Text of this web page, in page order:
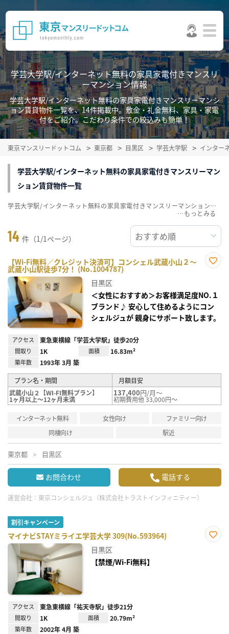
学芸大学駅/インターネット無料の家具家電付きマンスリ
ーマンション情報
学芸大学駅/インターネット無料の家具家電付きマンスリーマンシ
ョン賃貸物件一覧を、14件掲載中。敷金・礼金無料、家具・家電
付をご紹介。こだわり条件での絞込みも簡単！
東京マンスリードットコム 東京都 目黒区 学芸大学駅 インター
学芸大学駅/インターネット無料の家具家電付きマンスリーマン
ション賃貸物件一覧
14 件（1/1ページ）
【Wi-Fi無料／クレジット決済可】コンシェル武蔵小山２～
武蔵小山駅徒歩7分！ (No.1004787)
録
目黒区
＜女性におすすめ＞お客様満足度NO.１
ブランド♪ 安心して住めるようにコン
シェルジュが 親身にサポート致します。
アクセス 東急東横線「学芸大学駅」徒歩20分
間取り 1K 面積 16.83m²
築年数 1993年 3月 築
プラン名・期間
月額目安
武蔵小山２【WI-FI無料プラン】
1ヶ月以上～12ヶ月未満
137,400円/月～
初期費用他 33,000円～
インターネット無料 女性向け
ファミリー向け
同棲向け
駅近
東京都 目黒区
お問合わせ 電話する
運営会社： 東京コンシェルジュ（株式会社トラストインフィニティー）
割引キャンペーン
マイナビSTAYミライエ学芸大学 309(No.593964)
目黒区
【禁煙/Wi-Fi無料】
アクセス 東急東横線「祐天寺駅」徒歩21分
間取り 1K 面積 20.79m²
築年数 2002年 4月 築
学芸大学駅/インターネット無料の家具家電付きマンスリーマンション賃貸物件一覧を、14件掲載中。敷金・礼金無料、家具・家電付をご紹介。こだわり条件での絞込みも簡単！
…